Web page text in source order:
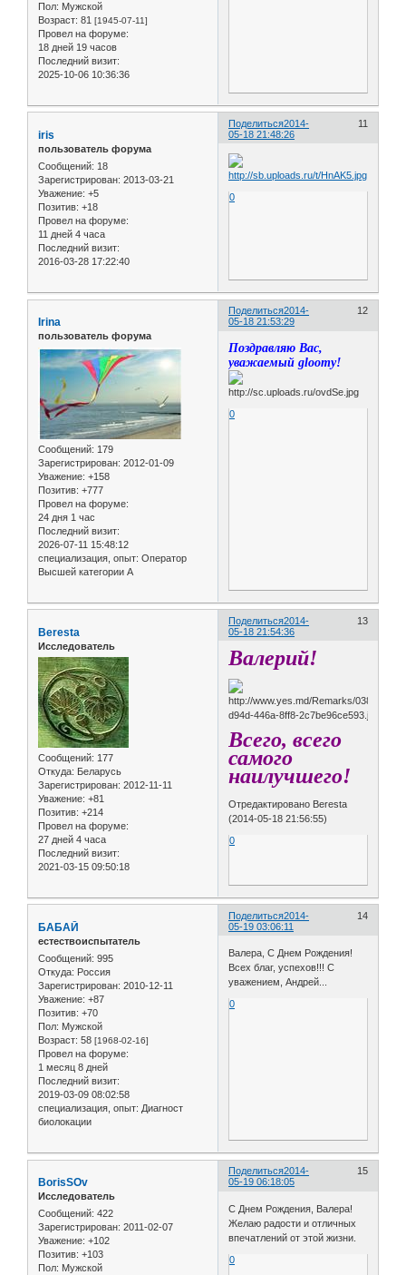
Пол: Мужской
Возраст: 81 [1945-07-11]
Провел на форуме:
18 дней 19 часов
Последний визит:
2025-10-06 10:36:36
Поделиться 11
2014-
05-18 21:48:26
iris
пользователь форума
Сообщений: 18
Зарегистрирован: 2013-03-21
Уважение: +5
Позитив: +18
Провел на форуме:
11 дней 4 часа
Последний визит:
2016-03-28 17:22:40
0
Поделиться 12
2014-
05-18 21:53:29
Irina
пользователь форума
Сообщений: 179
Зарегистрирован: 2012-01-09
Уважение: +158
Позитив: +777
Провел на форуме:
24 дня 1 час
Последний визит:
2026-07-11 15:48:12
специализация, опыт: Оператор
Высшей категории А
Поздравляю Вас,
уважаемый gloomy!
0
Поделиться 13
2014-
05-18 21:54:36
Beresta
Исследователь
Сообщений: 177
Откуда: Беларусь
Зарегистрирован: 2012-11-11
Уважение: +81
Позитив: +214
Провел на форуме:
27 дней 4 часа
Последний визит:
2021-03-15 09:50:18
Валерий!
Всего, всего
самого
наилучшего!
Отредактировано Beresta
(2014-05-18 21:56:55)
0
Поделиться 14
2014-
05-19 03:06:11
БАБАЙ
естествоиспытатель
Сообщений: 995
Откуда: Россия
Зарегистрирован: 2010-12-11
Уважение: +87
Позитив: +70
Пол: Мужской
Возраст: 58 [1968-02-16]
Провел на форуме:
1 месяц 8 дней
Последний визит:
2019-03-09 08:02:58
специализация, опыт: Диагност
биолокации
Валера, С Днем Рождения!
Всех благ, успехов!!! С
уважением, Андрей...
0
Поделиться 15
2014-
05-19 06:18:05
BorisSOv
Исследователь
Сообщений: 422
Зарегистрирован: 2011-02-07
Уважение: +102
Позитив: +103
Пол: Мужской
С Днем Рождения, Валера!
Желаю радости и отличных
впечатлений от этой жизни.
0